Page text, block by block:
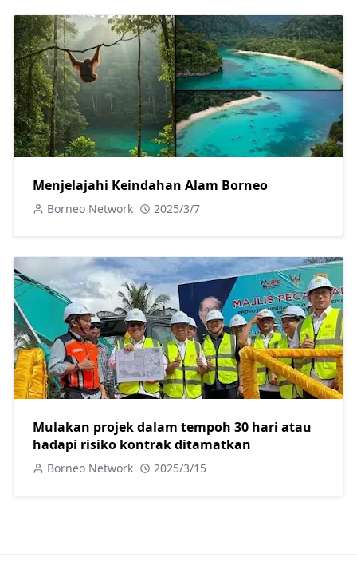
Menjelajahi Keindahan Alam Borneo
Borneo Network 2025/3/7
Mulakan projek dalam tempoh 30 hari atau
hadapi risiko kontrak ditamatkan
Borneo Network 2025/3/15